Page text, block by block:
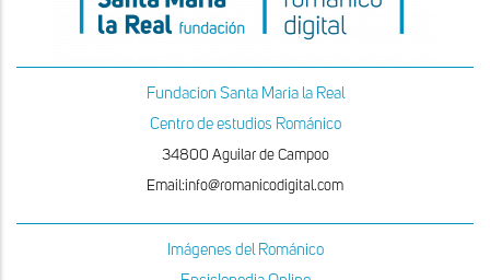
Fundacion Santa Maria la Real
Centro de estudios Románico
34800 Aguilar de Campoo
Email:info@romanicodigital.com
Imágenes del Románico